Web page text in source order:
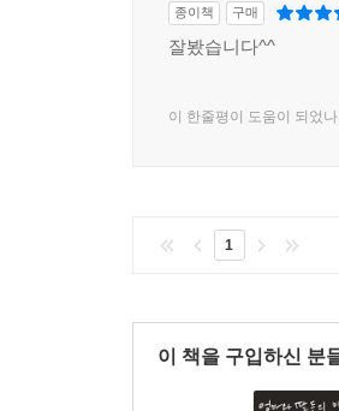
종이책 구매
잘봤습니다^^
이 한줄평이 도움이 되었
1
이 책을 구입하신 분